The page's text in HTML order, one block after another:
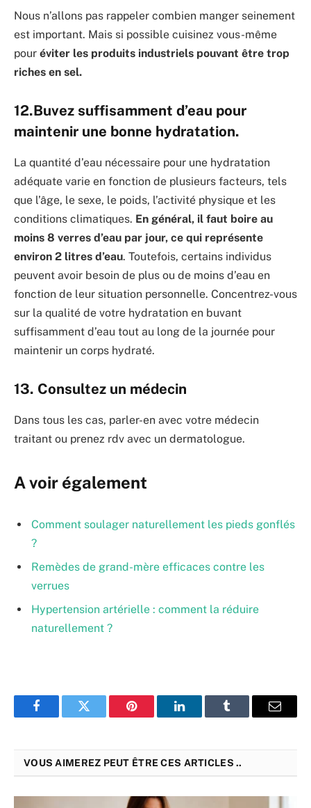
Nous n’allons pas rappeler combien manger seinement
est important. Mais si possible cuisinez vous-même
pour éviter les produits industriels pouvant être trop
riches en sel.
12.Buvez suffisamment d’eau pour
maintenir une bonne hydratation.
La quantité d’eau nécessaire pour une hydratation
adéquate varie en fonction de plusieurs facteurs, tels
que l’âge, le sexe, le poids, l’activité physique et les
conditions climatiques. En général, il faut boire au
moins 8 verres d’eau par jour, ce qui représente
environ 2 litres d’eau. Toutefois, certains individus
peuvent avoir besoin de plus ou de moins d’eau en
fonction de leur situation personnelle. Concentrez-vous
sur la qualité de votre hydratation en buvant
suffisamment d’eau tout au long de la journée pour
maintenir un corps hydraté.
13. Consultez un médecin
Dans tous les cas, parler-en avec votre médecin
traitant ou prenez rdv avec un dermatologue.
A voir également
Comment soulager naturellement les pieds gonflés
?
Remèdes de grand-mère efficaces contre les
verrues
Hypertension artérielle : comment la réduire
naturellement ?
FacebookTwitter Pinterest LinkedInTumblr Email
VOUS AIMEREZ PEUT ÊTRE CES ARTICLES ..